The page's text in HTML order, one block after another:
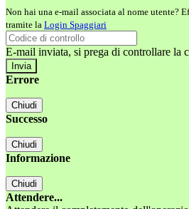
Non hai una e-mail associata al nome utente?
tramite la Login Spaggiari
E-mail inviata, si prega di controllare la
Errore
Chiudi
Successo
Chiudi
Informazione
Chiudi
Attendere...